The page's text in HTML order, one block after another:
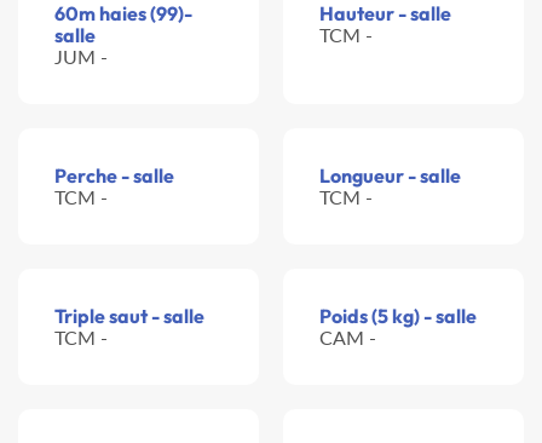
60m haies (99)-
salle
JUM -
Hauteur - salle
TCM -
Perche - salle
TCM -
Longueur - salle
TCM -
Triple saut - salle
TCM -
Poids (5 kg) - salle
CAM -